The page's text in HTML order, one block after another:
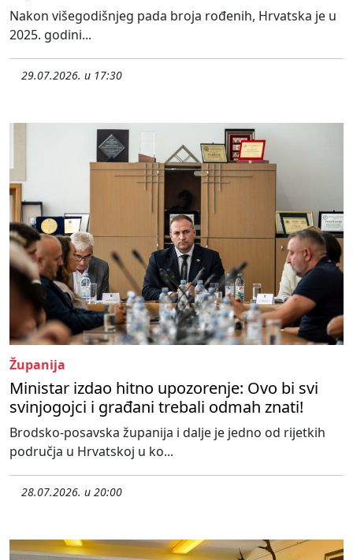
Nakon višegodišnjeg pada broja rođenih, Hrvatska je u
2025. godini...
29.07.2026. u 17:30
Županija
Ministar izdao hitno upozorenje: Ovo bi svi
svinjogojci i građani trebali odmah znati!
Brodsko-posavska županija i dalje je jedno od rijetkih
područja u Hrvatskoj u ko...
28.07.2026. u 20:00